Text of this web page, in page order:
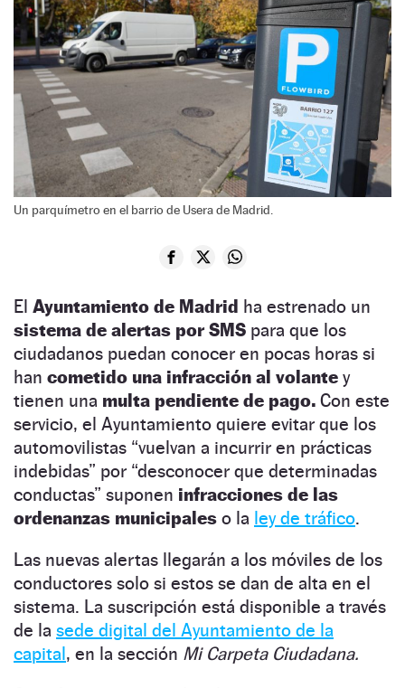
Un parquímetro en el barrio de Usera de Madrid.
El Ayuntamiento de Madrid ha estrenado un
sistema de alertas por SMS para que los
ciudadanos puedan conocer en pocas horas si
han cometido una infracción al volante y
tienen una multa pendiente de pago. Con este
servicio, el Ayuntamiento quiere evitar que los
automovilistas “vuelvan a incurrir en prácticas
indebidas” por “desconocer que determinadas
conductas” suponen infracciones de las
ordenanzas municipales o la ley de tráfico.
Las nuevas alertas llegarán a los móviles de los
conductores solo si estos se dan de alta en el
sistema. La suscripción está disponible a través
de la sede digital del Ayuntamiento de la
capital, en la sección Mi Carpeta Ciudadana.